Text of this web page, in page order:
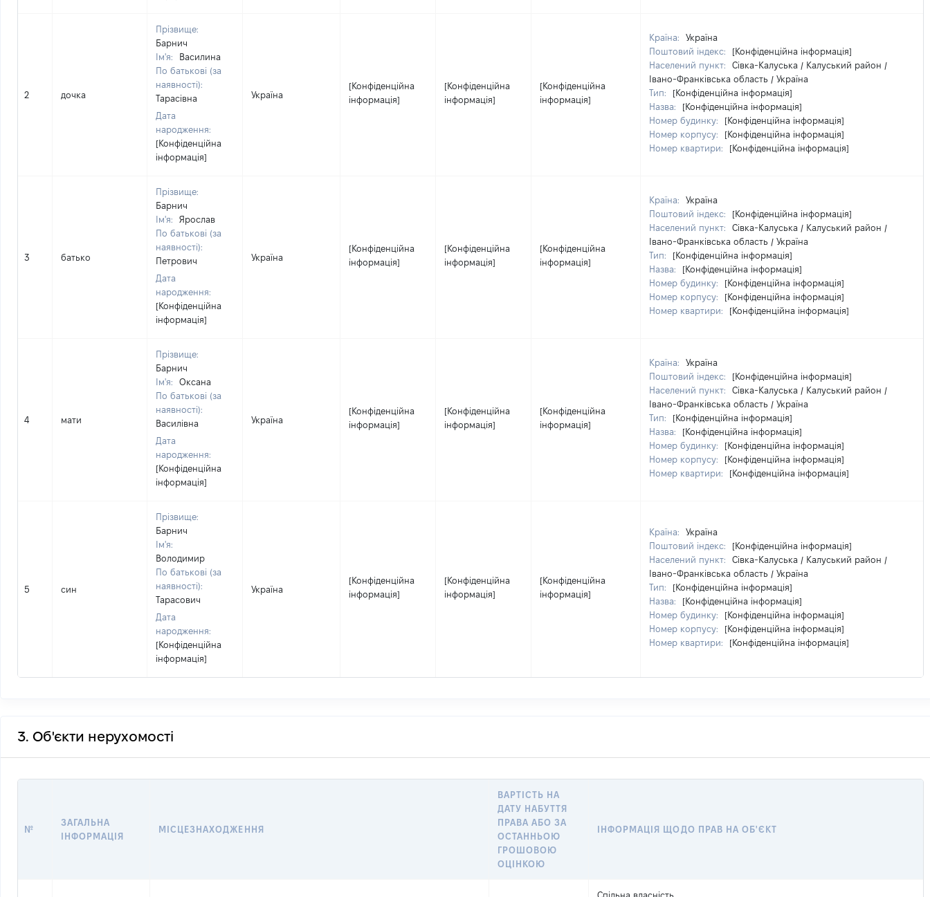
2 дочка
Прізвище:
Барнич
Ім'я:
Василина
По батькові (за
наявності):
Тарасівна
Дата
народження:
[Конфіденційна
інформація]
Україна
[Конфіденційна
інформація]
[Конфіденційна
інформація]
[Конфіденційна
інформація]
Країна:
Україна
Поштовий індекс:
[Конфіденційна інформація]
Населений пункт:
Сівка-Калуська / Калуський район /
Івано-Франківська область / Україна
Тип:
[Конфіденційна інформація]
Назва:
[Конфіденційна інформація]
Номер будинку:
[Конфіденційна інформація]
Номер корпусу:
[Конфіденційна інформація]
Номер квартири:
[Конфіденційна інформація]
3 батько
Прізвище:
Барнич
Ім'я:
Ярослав
По батькові (за
наявності):
Петрович
Дата
народження:
[Конфіденційна
інформація]
Україна
[Конфіденційна
інформація]
[Конфіденційна
інформація]
[Конфіденційна
інформація]
Країна:
Україна
Поштовий індекс:
[Конфіденційна інформація]
Населений пункт:
Сівка-Калуська / Калуський район /
Івано-Франківська область / Україна
Тип:
[Конфіденційна інформація]
Назва:
[Конфіденційна інформація]
Номер будинку:
[Конфіденційна інформація]
Номер корпусу:
[Конфіденційна інформація]
Номер квартири:
[Конфіденційна інформація]
4 мати
Прізвище:
Барнич
Ім'я:
Оксана
По батькові (за
наявності):
Василівна
Дата
народження:
[Конфіденційна
інформація]
Україна
[Конфіденційна
інформація]
[Конфіденційна
інформація]
[Конфіденційна
інформація]
Країна:
Україна
Поштовий індекс:
[Конфіденційна інформація]
Населений пункт:
Сівка-Калуська / Калуський район /
Івано-Франківська область / Україна
Тип:
[Конфіденційна інформація]
Назва:
[Конфіденційна інформація]
Номер будинку:
[Конфіденційна інформація]
Номер корпусу:
[Конфіденційна інформація]
Номер квартири:
[Конфіденційна інформація]
5 син
Прізвище:
Барнич
Ім'я:
Володимир
По батькові (за
наявності):
Тарасович
Дата
народження:
[Конфіденційна
інформація]
Україна
[Конфіденційна
інформація]
[Конфіденційна
інформація]
[Конфіденційна
інформація]
Країна:
Україна
Поштовий індекс:
[Конфіденційна інформація]
Населений пункт:
Сівка-Калуська / Калуський район /
Івано-Франківська область / Україна
Тип:
[Конфіденційна інформація]
Назва:
[Конфіденційна інформація]
Номер будинку:
[Конфіденційна інформація]
Номер корпусу:
[Конфіденційна інформація]
Номер квартири:
[Конфіденційна інформація]
3. Об'єкти нерухомості
№
ЗАГАЛЬНА
ІНФОРМАЦІЯ
МІСЦЕЗНАХОДЖЕННЯ
ВАРТІСТЬ НА
ДАТУ НАБУТТЯ
ПРАВА АБО ЗА
ОСТАННЬОЮ
ГРОШОВОЮ
ОЦІНКОЮ
ІНФОРМАЦІЯ ЩОДО ПРАВ НА ОБ'ЄКТ
Спільна власність